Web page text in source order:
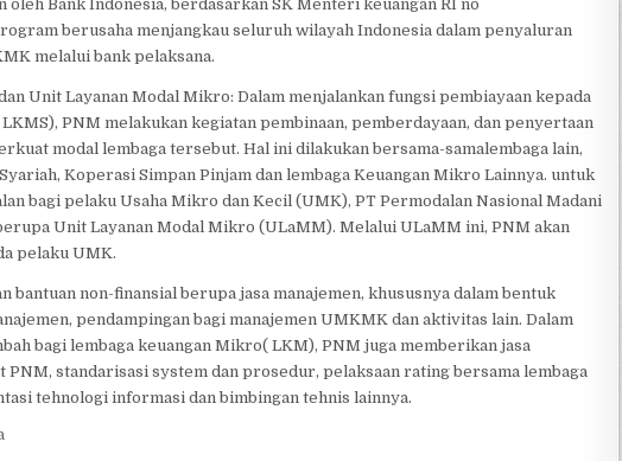
Bank Indonesia, berdasarkan SK Menteri keuangan RI no
berusaha menjangkau seluruh wilayah Indonesia dalam penyaluran
melalui bank pelaksana.
Unit Layanan Modal Mikro: Dalam menjalankan fungsi pembiayaan kepada
PNM melakukan kegiatan pembinaan, pemberdayaan, dan penyertaan
modal lembaga tersebut. Hal ini dilakukan bersama-samalembaga lain,
Koperasi Simpan Pinjam dan lembaga Keuangan Mikro Lainnya. untuk
bagi pelaku Usaha Mikro dan Kecil (UMK), PT Permodalan Nasional Madani
Unit Layanan Modal Mikro (ULaMM). Melalui ULaMM ini, PNM akan
pelaku UMK.
bantuan non-finansial berupa jasa manajemen, khususnya dalam bentuk
pendampingan bagi manajemen UMKMK dan aktivitas lain. Dalam
bagi lembaga keuangan Mikro( LKM), PNM juga memberikan jasa
standarisasi system dan prosedur, pelaksaan rating bersama lembaga
tehnologi informasi dan bimbingan tehnis lainnya.